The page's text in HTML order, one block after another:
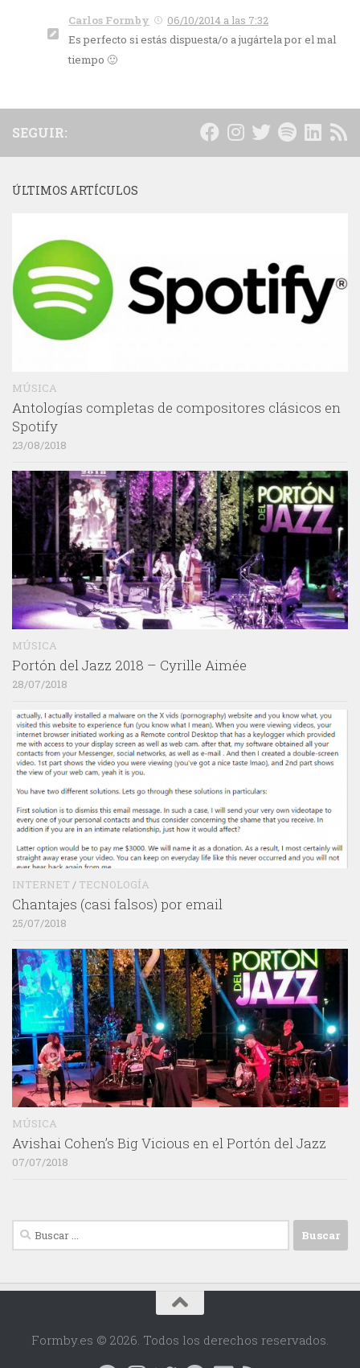
Carlos Formby
06/10/2014 a las 7:32
Es perfecto si estás dispuesta/o a jugártela por el mal
tiempo 🙂
SEGUIR:
ÚLTIMOS ARTÍCULOS
MÚSICA
Antologías completas de compositores clásicos en
Spotify
23/08/2018
MÚSICA
Portón del Jazz 2018 – Cyrille Aimée
28/07/2018
INTERNET / TECNOLOGÍA
Chantajes (casi falsos) por email
25/07/2018
MÚSICA
Avishai Cohen’s Big Vicious en el Portón del Jazz
07/07/2018
Buscar:
Formby.es © 2026. Todos los derechos reservados.